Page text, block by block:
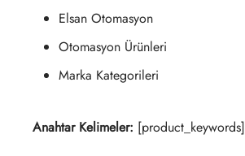
Elsan Otomasyon
Otomasyon Ürünleri
Marka Kategorileri
Anahtar Kelimeler: [product_keywords]